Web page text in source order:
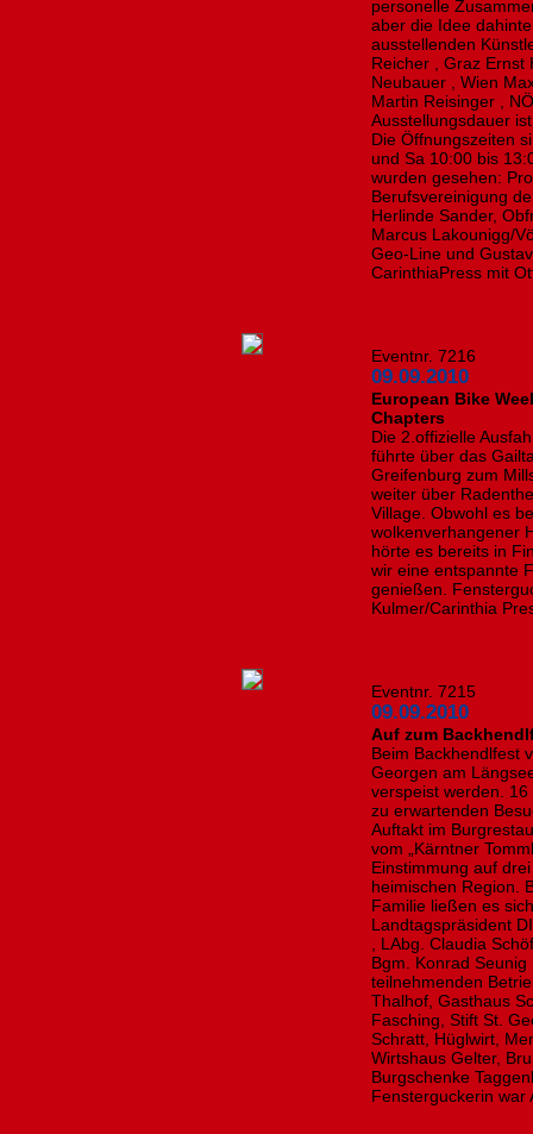
personelle
aber die Idee
ausstellenden
Reicher , Graz Ernst
Neubauer , Wien
Martin Reisinger ,
Ausstellungsdauer
Die Öffnungszeiten
und Sa 10:00 bis
wurden gesehen:
Berufsvereinigung
Herlinde Sander,
Marcus Lakounigg/
Geo-Line und
CarinthiaPress mit
Eventnr. 7216
09.09.2010
European Bike
Chapters
Die 2.offizielle
führte über das
Greifenburg zum
weiter über
Village. Obwohl es
wolkenverhangener
hörte es bereits in
wir eine entspannte
genießen.
Kulmer/Carinthia
Eventnr. 7215
09.09.2010
Auf zum
Beim Backhendlfest
Georgen am
verspeist werden.
zu erwartenden
Auftakt im
vom „Kärntner
Einstimmung auf
heimischen Region.
Familie ließen es
Landtagspräsident
, LAbg. Claudia
Bgm. Konrad
teilnehmenden
Thalhof, Gasthaus
Fasching, Stift St.
Schratt, Hüglwirt,
Wirtshaus Gelter,
Burgschenke
Fensterguckerin war